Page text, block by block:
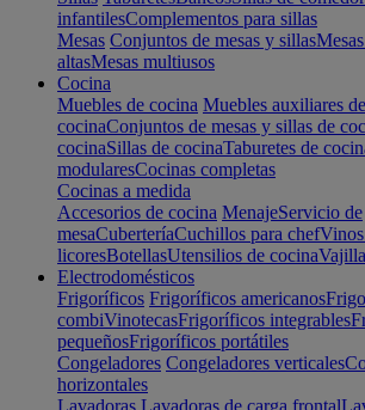
infantilesComplementos para sillas
Mesas Conjuntos de mesas y sillas
altasMesas multiusos
Cocina
Muebles de cocina Muebles auxiliares
cocinaConjuntos de mesas y sillas de
cocinaSillas de cocinaTaburetes de
modularesCocinas completas
Cocinas a medida
Accesorios de cocina MenajeServicio de
mesaCuberteríaCuchillos para chef
licoresBotellasUtensilios de cocinaVajilla
Electrodomésticos
Frigoríficos Frigoríficos americanos
combiVinotecasFrigoríficos integrables
pequeñosFrigoríficos portátiles
Congeladores Congeladores verticales
horizontales
Lavadoras Lavadoras de carga frontal